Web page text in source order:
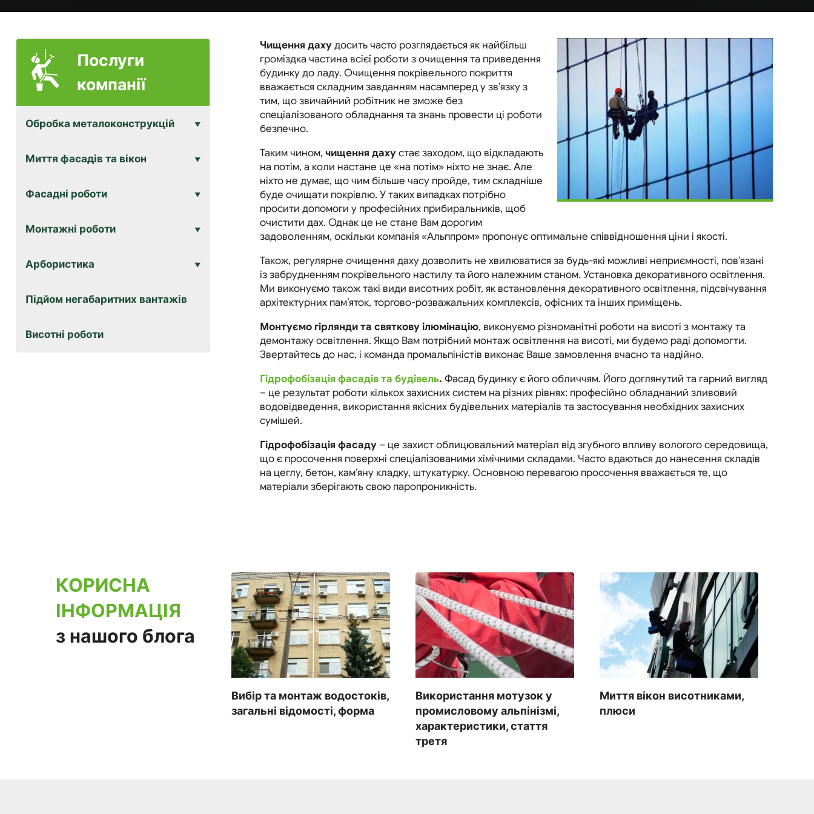
Чищення дахудосить часто розглядається як найбільш
громіздка частина всієї роботи з очищення та приведення
будинку до ладу. Очищення покрівельного покриття
вважається складним завданням насамперед у зв’язку з
тим, що звичайний робітник не зможе без
спеціалізованого обладнання та знань провести ці роботи
безпечно.
Таким чином, чищення дахустає заходом, що відкладають
на потім, а коли настане це «на потім» ніхто не знає. Але
ніхто не думає, що чим більше часу пройде, тим складніше
буде очищати покрівлю. У таких випадках потрібно
просити допомоги у професійних прибиральників, щоб
очистити дах. Однак це не стане Вам дорогим
задоволенням, оскільки компанія «Альппром» пропонує оптимальне співвідношення ціни і якості.
Також, регулярне очищення даху дозволить не хвилюватися за будь-які можливі неприємності, пов’язані
із забрудненням покрівельного настилу та його належним станом. Установка декоративного освітлення.
Ми виконуємо також такі види висотних робіт, як встановлення декоративного освітлення, підсвічування
архітектурних пам’яток, торгово-розважальних комплексів, офісних та інших приміщень.
Монтуємо гірлянди та святкову ілюмінацію, виконуємо різноманітні роботи на висоті з монтажу та
демонтажу освітлення. Якщо Вам потрібний монтаж освітлення на висоті, ми будемо раді допомогти.
Звертайтесь до нас, і команда промальпіністів виконає Ваше замовлення вчасно та надійно.
Гідрофобізація фасадів та будівель. Фасад будинку є його обличчям. Його доглянутий та гарний вигляд
– це результат роботи кількох захисних систем на різних рівнях: професійно обладнаний зливовий
водовідведення, використання якісних будівельних матеріалів та застосування необхідних захисних
сумішей.
Гідрофобізація фасаду– це захист облицювальний матеріал від згубного впливу вологого середовища,
що є просочення поверхні спеціалізованими хімічними складами. Часто вдаються до нанесення складів
на цеглу, бетон, кам’яну кладку, штукатурку. Основною перевагою просочення вважається те, що
матеріали зберігають свою паропроникність.
Послуги
компанії
Обробка металоконструкцій
Миття фасадів та вікон
Фасадні роботи
Монтажні роботи
Арбористика
Підйом негабаритних вантажів
Висотні роботи
КОРИСНА
ІНФОРМАЦІЯ
з нашого блога
Вибір та монтаж водостоків,
загальні відомості, форма
Використання мотузок у
промисловому альпінізмі,
характеристики, стаття
третя
Миття вікон висотниками,
плюси